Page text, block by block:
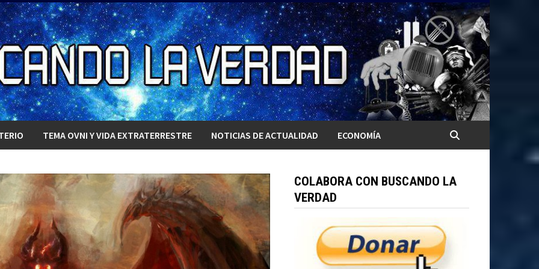
TEMA OVNI Y VIDA EXTRATERRESTRE NOTICIAS DE ACTUALIDAD ECONOMÍA
COLABORA CON BUSCANDO LA
VERDAD